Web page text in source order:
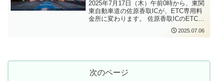
能強化を進めていくのか、今後の検討に
大変注目しています。さらに、茨城空港
へのアクセスという点では、東関東自動
車道の整備も大きなポイントです。現
から茨城空港へのアクセスは大きく向上
越し作業中で、稼働開始はもう少し先に
なるようですが、企業局のみなさんと今
まで以上にお話ししやすい環境になるの
容をまとめてご報告いたします。来週は
また予算委員会において登壇して質問を
いたします。しっかりと質問できるよ
う、準備をして臨みたいと思います。
ト（太陽光発電ができる車庫）や普通充
電器2基、蓄電池を導入して、再生可能エ
ネルギー電力を充電し走行することによ
って、CO2を排出しない「ゼロカーボ
ン・ドライブ」の実現を目指すというこ
いうことです。その他に月会費480円
（480円分の無料利用分を含む）がかかり
ます。利用には専用サイトから登録が必
2025年7月17日（木）午前0時から、東関
東自動車道の佐原香取ICが、ETC専用料
金所に変わります。 佐原香取ICのETC専
用化はいつから？実施日：2025年7月17
日（木）午前0時〜場所：東関東自動車
対処方法ETCカードの未挿入や車載器未
2025.07.06
次のページ